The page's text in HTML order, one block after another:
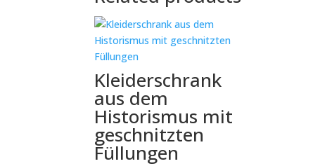
Kleiderschrank
aus dem
Historismus mit
geschnitzten
Füllungen